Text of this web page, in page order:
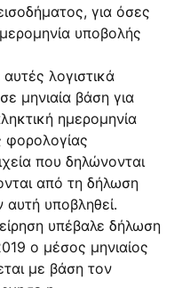
για όσες
υποβολής
λογιστικά
μηνιαία βάση για
ημερομηνία
φορολογίας
που δηλώνονται
από τη δήλωση
υποβληθεί.
υπέβαλε δήλωση
ο μέσος μηνιαίος
με βάση τον